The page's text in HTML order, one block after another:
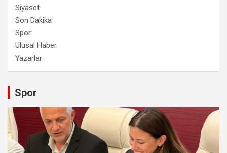
Siyaset
Son Dakika
Spor
Ulusal Haber
Yazarlar
Spor